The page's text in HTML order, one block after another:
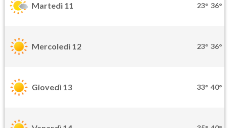
Martedì 11 23° 36°
Mercoledì 12 23° 36°
Giovedì 13 33° 40°